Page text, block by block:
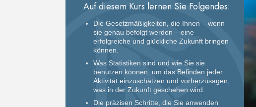
Was
Lernen
Die
Eine
Liebe
Auf diesem Kurs lernen Sie Folgendes:
Die Gesetzmäßigkeiten, die Ihnen – wenn
sie genau befolgt werden – eine
erfolgreiche und glückliche Zukunft bringen
können.
Was Statistiken sind und wie Sie sie
benutzen können, um das Befinden jeder
Aktivität einzuschätzen und vorherzusagen,
was in der Zukunft geschehen wird.
Die präzisen Schritte, die Sie anwenden